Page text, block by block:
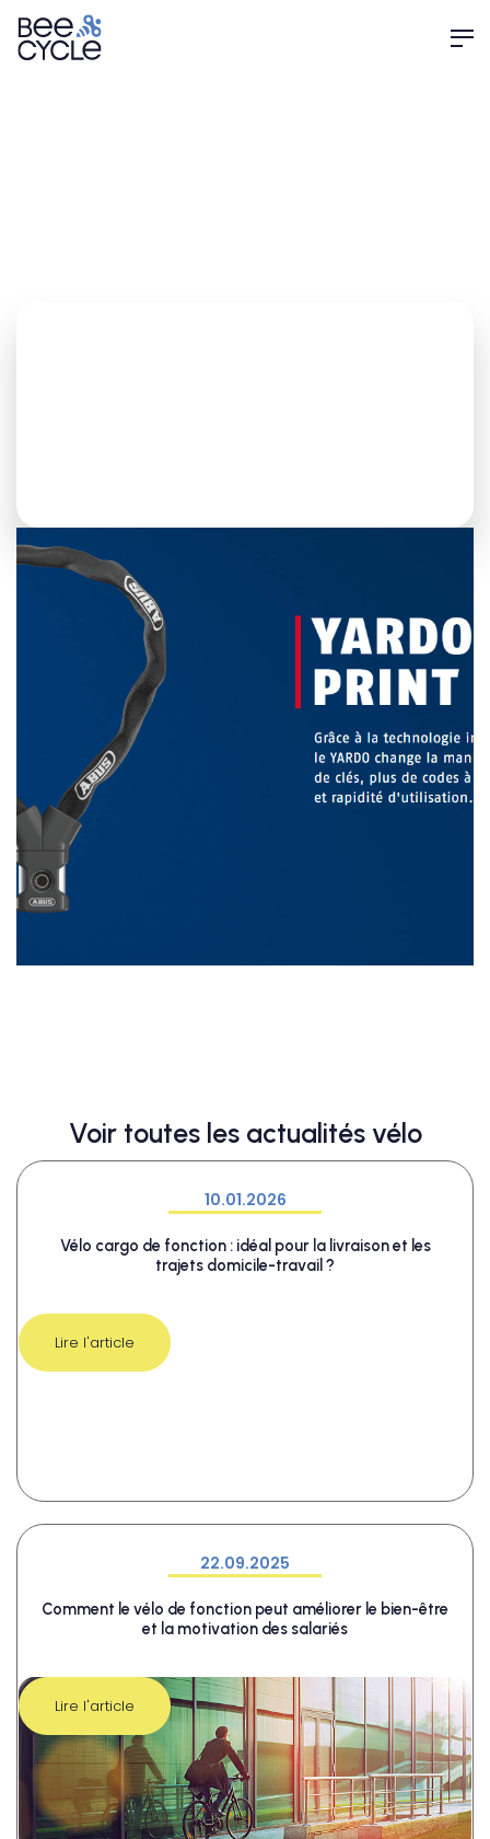
Voir toutes les actualités vélo
10.01.2026
Vélo cargo de fonction : idéal pour la livraison et les
trajets domicile-travail ?
Lire l'article
22.09.2025
Comment le vélo de fonction peut améliorer le bien-être
et la motivation des salariés
Lire l'article